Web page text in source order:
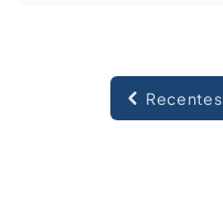
Recentes